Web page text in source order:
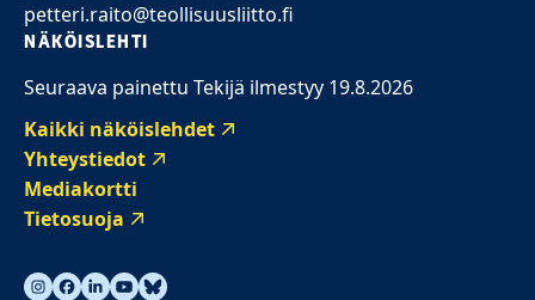
petteri.raito@teollisuusliitto.fi
NÄKÖISLEHTI
Seuraava painettu Tekijä ilmestyy 19.8.2026
Kaikki näköislehdet
Yhteystiedot
Mediakortti
Tietosuoja